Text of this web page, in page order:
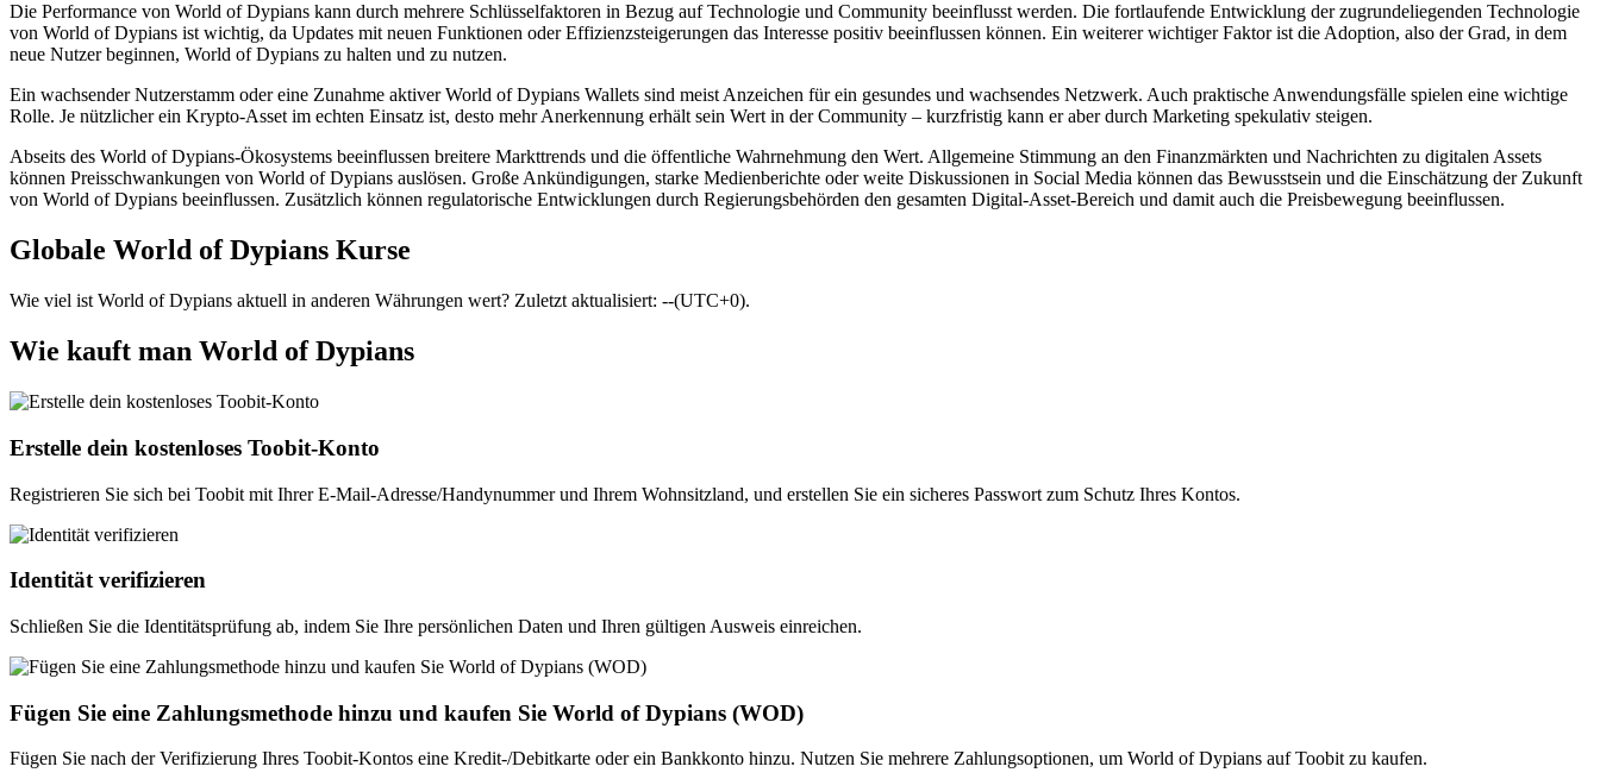
Die Performance von World of Dypians kann durch mehrere Schlüsselfaktoren in Bezug auf Technologie und Community beeinflusst werden. Die fortlaufende Entwicklung der zugrundeliegenden Technologie
von World of Dypians ist wichtig, da Updates mit neuen Funktionen oder Effizienzsteigerungen das Interesse positiv beeinflussen können. Ein weiterer wichtiger Faktor ist die Adoption, also der Grad, in dem
neue Nutzer beginnen, World of Dypians zu halten und zu nutzen.
Ein wachsender Nutzerstamm oder eine Zunahme aktiver World of Dypians Wallets sind meist Anzeichen für ein gesundes und wachsendes Netzwerk. Auch praktische Anwendungsfälle spielen eine wichtige
Rolle. Je nützlicher ein Krypto-Asset im echten Einsatz ist, desto mehr Anerkennung erhält sein Wert in der Community – kurzfristig kann er aber durch Marketing spekulativ steigen.
Abseits des World of Dypians-Ökosystems beeinflussen breitere Markttrends und die öffentliche Wahrnehmung den Wert. Allgemeine Stimmung an den Finanzmärkten und Nachrichten zu digitalen Assets
können Preisschwankungen von World of Dypians auslösen. Große Ankündigungen, starke Medienberichte oder weite Diskussionen in Social Media können das Bewusstsein und die Einschätzung der Zukunft
von World of Dypians beeinflussen. Zusätzlich können regulatorische Entwicklungen durch Regierungsbehörden den gesamten Digital-Asset-Bereich und damit auch die Preisbewegung beeinflussen.
Globale World of Dypians Kurse
Wie viel ist World of Dypians aktuell in anderen Währungen wert? Zuletzt aktualisiert: --(UTC+0).
Wie kauft man World of Dypians
Erstelle dein kostenloses Toobit-Konto
Registrieren Sie sich bei Toobit mit Ihrer E-Mail-Adresse/Handynummer und Ihrem Wohnsitzland, und erstellen Sie ein sicheres Passwort zum Schutz Ihres Kontos.
Identität verifizieren
Schließen Sie die Identitätsprüfung ab, indem Sie Ihre persönlichen Daten und Ihren gültigen Ausweis einreichen.
Fügen Sie eine Zahlungsmethode hinzu und kaufen Sie World of Dypians (WOD)
Fügen Sie nach der Verifizierung Ihres Toobit-Kontos eine Kredit-/Debitkarte oder ein Bankkonto hinzu. Nutzen Sie mehrere Zahlungsoptionen, um World of Dypians auf Toobit zu kaufen.